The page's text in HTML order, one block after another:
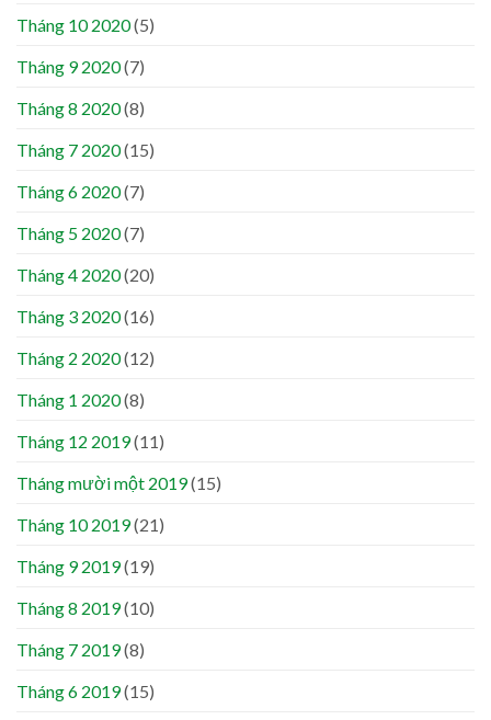
Tháng 10 2020(5)
Tháng 9 2020(7)
Tháng 8 2020(8)
Tháng 7 2020(15)
Tháng 6 2020(7)
Tháng 5 2020(7)
Tháng 4 2020(20)
Tháng 3 2020(16)
Tháng 2 2020(12)
Tháng 1 2020(8)
Tháng 12 2019(11)
Tháng mười một 2019(15)
Tháng 10 2019(21)
Tháng 9 2019(19)
Tháng 8 2019(10)
Tháng 7 2019(8)
Tháng 6 2019(15)